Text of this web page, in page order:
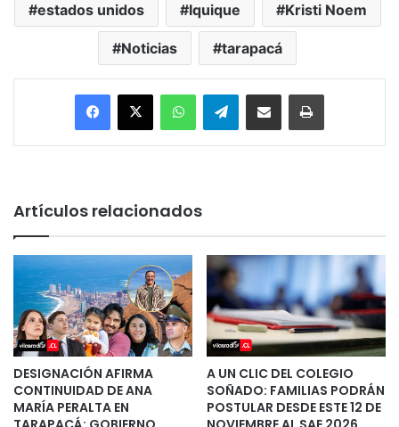
estados unidos Iquique Kristi Noem
Noticias tarapacá
Facebook
X WhatsAppTelegramEnviar vía email Imprimir
Artículos relacionados
DESIGNACIÓN AFIRMA
CONTINUIDAD DE ANA
MARÍA PERALTA EN
A UN CLIC DEL COLEGIO
SOÑADO: FAMILIAS PODRÁN
POSTULAR DESDE ESTE 12 DE